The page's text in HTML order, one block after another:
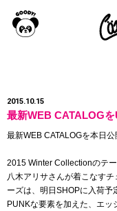
2015.10.15
最新WEB CATALOG
最新WEB CATALOGを本日公
2015 Winter Collectionのテ
八木アリサさんが着こなす
ーズは、明日SHOPに入荷
PUNKな要素を加えた、エッ